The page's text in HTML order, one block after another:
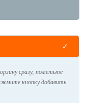
сразу, пометьте
кнопку добавить